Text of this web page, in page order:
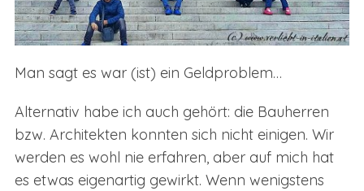
Man sagt es war (ist) ein Geldproblem…
Alternativ habe ich auch gehört: die Bauherren
bzw. Architekten konnten sich nicht einigen. Wir
werden es wohl nie erfahren, aber auf mich hat
es etwas eigenartig gewirkt. Wenn wenigstens